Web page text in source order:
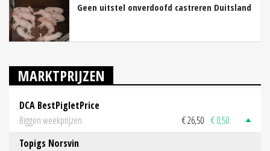
Geen uitstel onverdoofd castreren Duitsland
MARKTPRIJZEN
DCA BestPigletPrice
Biggen weekprijzen
€ 26,50 € 0,50
Topigs Norsvin